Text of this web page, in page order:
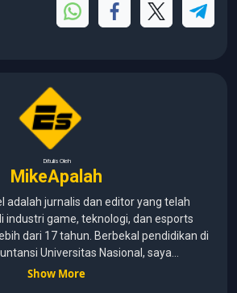
Ditulis Oleh
MikeApalah
adalah jurnalis dan editor yang telah
industri game, teknologi, dan esports
dari 17 tahun. Berbekal pendidikan di
Universitas Nasional, saya
analisis dengan pengalaman
Show More